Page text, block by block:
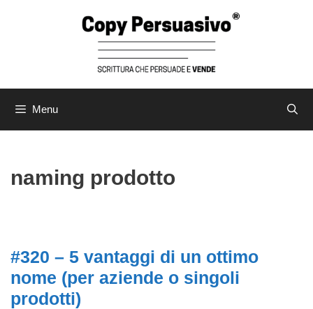
Menu
naming prodotto
#320 – 5 vantaggi di un ottimo
nome (per aziende o singoli
prodotti)